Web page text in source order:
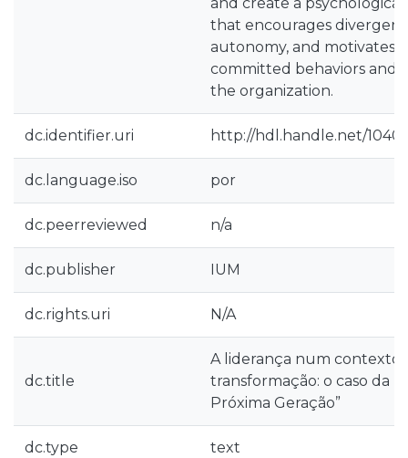
that encourages
autonomy, and motivates
committed behaviors and
the organization.
dc.identifier.uri http://hdl.handle.net/
dc.language.iso por
dc.peerreviewed n/a
dc.publisher IUM
dc.rights.uri N/A
dc.title
A liderança num contexto
transformação: o caso da
Próxima Geração”
dc.type text